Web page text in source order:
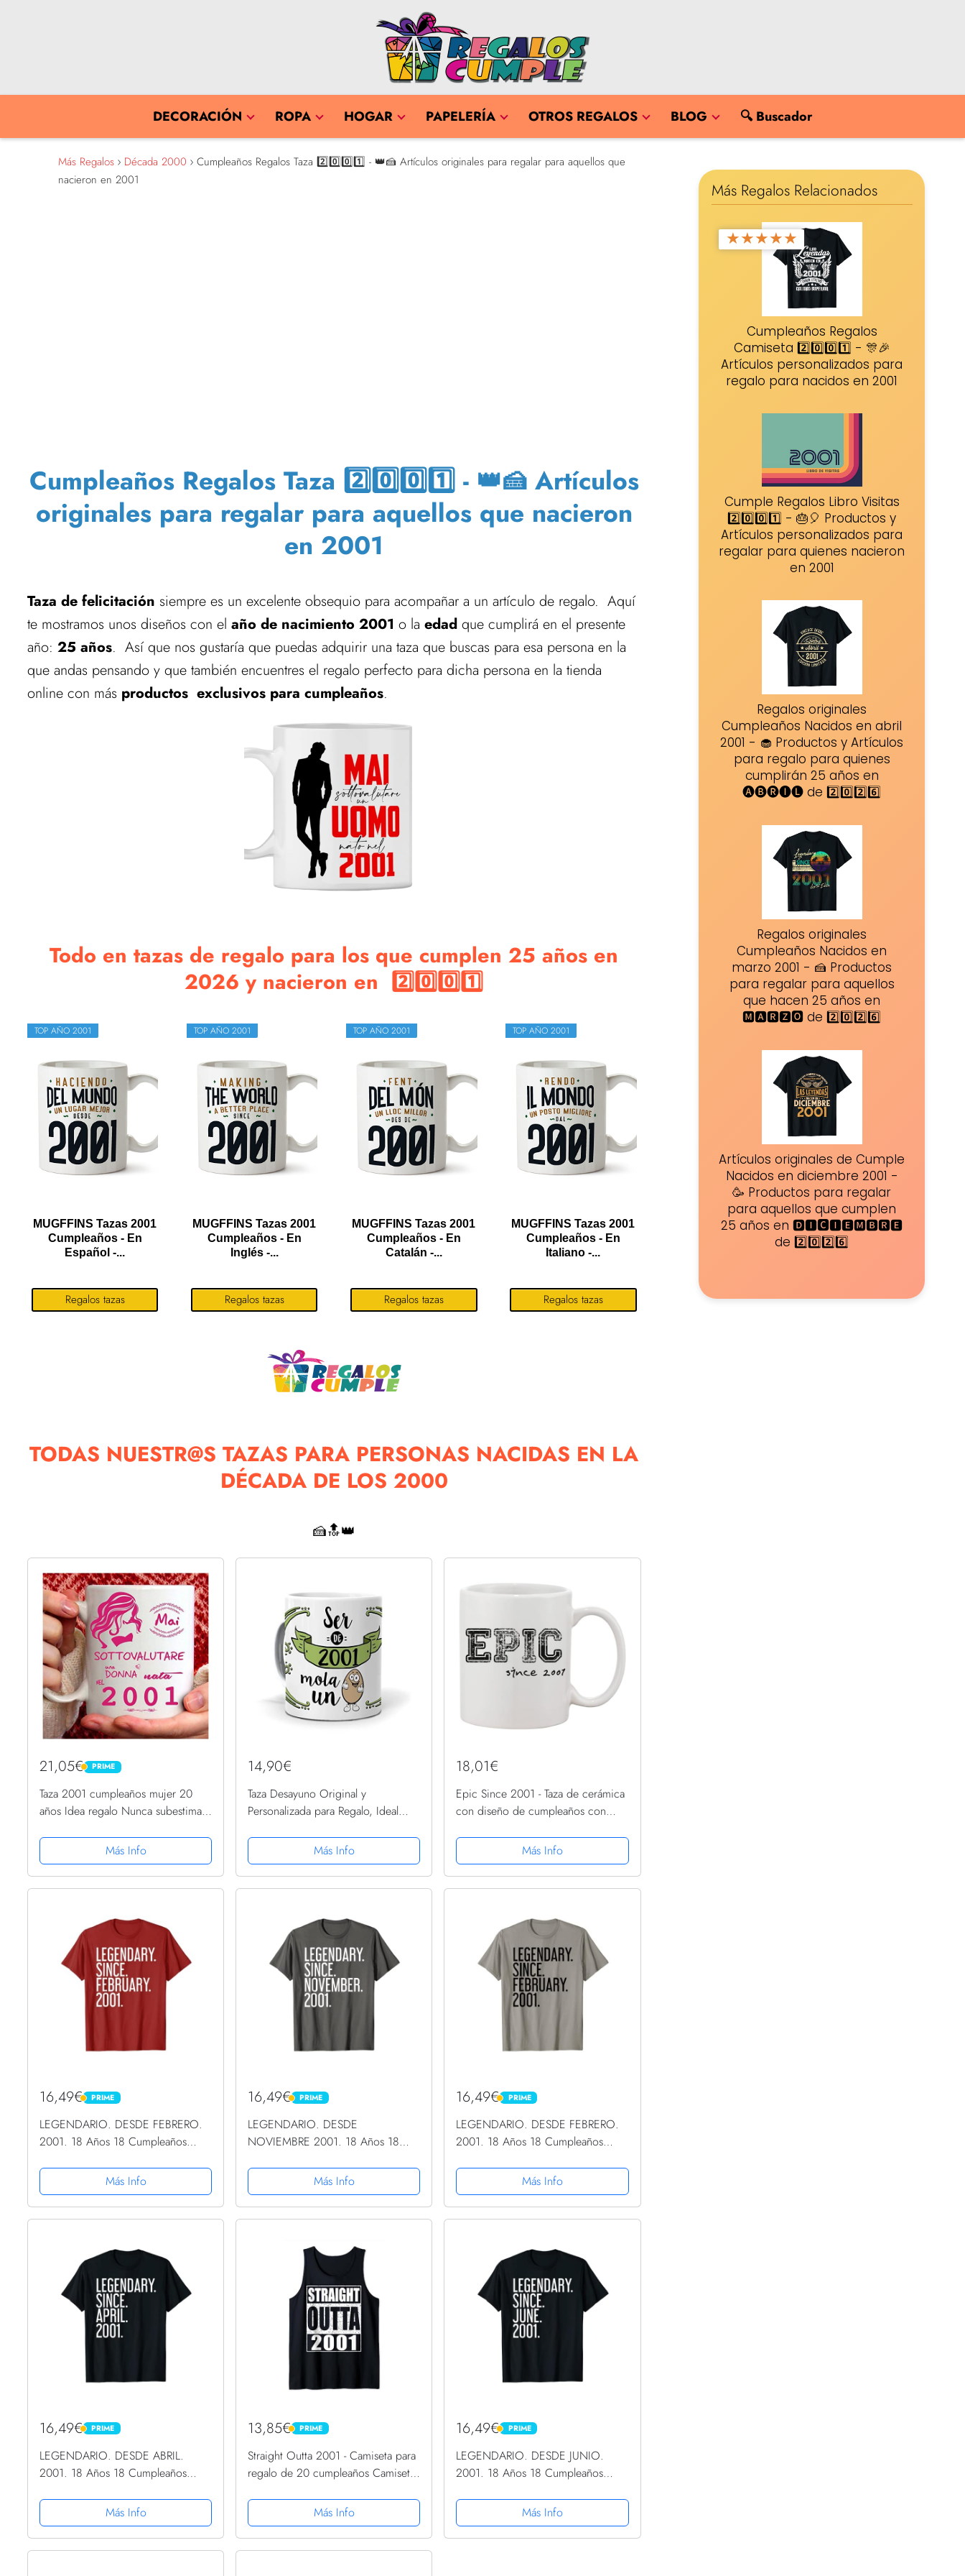
DECORACIÓN ROPA HOGAR PAPELERÍA OTROS REGALOS BLOG 🔍 Buscador
Más Regalos Década 2000
Cumpleaños Regalos Taza 2️⃣0️⃣0️⃣1️⃣ - 👑🍰 Artículos originales para regalar para aquellos que
nacieron en 2001
Cumpleaños Regalos Taza 2️⃣0️⃣0️⃣1️⃣ - 👑🍰 Artículos
originales para regalar para aquellos que nacieron
en 2001
Taza de felicitación siempre es un excelente obsequio para acompañar a un artículo de regalo. Aquí
te mostramos unos diseños con el año de nacimiento 2001 o la edad que cumplirá en el presente
año: 25 años. Así que nos gustaría que puedas adquirir una taza que buscas para esa persona en la
que andas pensando y que también encuentres el regalo perfecto para dicha persona en la tienda
online con más productos exclusivos para cumpleaños.
Todo en tazas de regalo para los que cumplen 25 años en
2026 y nacieron en 2️⃣0️⃣0️⃣1️⃣
TOP AÑO 2001
MUGFFINS Tazas 2001
Cumpleaños - En
Español -...
Regalos tazas
TOP AÑO 2001
MUGFFINS Tazas 2001
Cumpleaños - En
Inglés -...
Regalos tazas
TOP AÑO 2001
MUGFFINS Tazas 2001
Cumpleaños - En
Catalán -...
Regalos tazas
TOP AÑO 2001
MUGFFINS Tazas 2001
Cumpleaños - En
Italiano -...
Regalos tazas
TODAS NUESTR@S TAZAS PARA PERSONAS NACIDAS EN LA
DÉCADA DE LOS 2000
🍰🔝👑
21,05€ PRIME
PRIME
Taza 2001 cumpleaños mujer 20
años Idea regalo Nunca subestimar
Más Info
14,90€
Taza Desayuno Original y
Personalizada para Regalo, Ideal
un Huevo.
Más Info
18,01€
Epic Since 2001 - Taza de cerámica
con diseño de cumpleaños con
You was Born
Más Info
16,49€ PRIME
PRIME
LEGENDARIO. DESDE FEBRERO.
2001. 18 Años 18 Cumpleaños
Más Info
16,49€ PRIME
PRIME
LEGENDARIO. DESDE
NOVIEMBRE 2001. 18 Años 18
Más Info
16,49€ PRIME
PRIME
LEGENDARIO. DESDE FEBRERO.
2001. 18 Años 18 Cumpleaños
Más Info
16,49€ PRIME
PRIME
LEGENDARIO. DESDE ABRIL.
2001. 18 Años 18 Cumpleaños
Más Info
13,85€ PRIME
PRIME
Straight Outta 2001 - Camiseta para
regalo de 20 cumpleaños Camiseta
Más Info
16,49€ PRIME
PRIME
LEGENDARIO. DESDE JUNIO.
2001. 18 Años 18 Cumpleaños
Más Info
Más Regalos Relacionados
★★★★★
Cumpleaños Regalos
Camiseta 2️⃣0️⃣0️⃣1️⃣ - 🎊🎉
Artículos personalizados para
regalo para nacidos en 2001
Cumple Regalos Libro Visitas
2️⃣0️⃣0️⃣1️⃣ - 🎂🎈 Productos y
Artículos personalizados para
regalar para quienes nacieron
en 2001
Regalos originales
Cumpleaños Nacidos en abril
2001 - 🧁 Productos y Artículos
para regalo para quienes
cumplirán 25 años en
🅐🅑🅡🅘🅛 de 2️⃣0️⃣2️⃣6️⃣
Regalos originales
Cumpleaños Nacidos en
marzo 2001 - 🍰 Productos
para regalar para aquellos
que hacen 25 años en
🅼🅰🆁🆉🅾 de 2️⃣0️⃣2️⃣6️⃣
Artículos originales de Cumple
Nacidos en diciembre 2001 -
🥳 Productos para regalar
para aquellos que cumplen
25 años en 🅳🅸🅲🅸🅴🅼🅱🆁🅴
de 2️⃣0️⃣2️⃣6️⃣